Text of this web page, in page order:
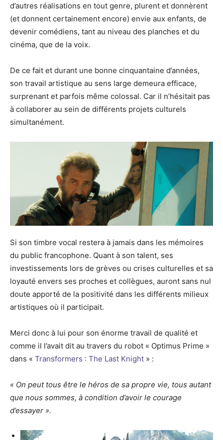
d’autres réalisations en tout genre, plurent et donnèrent
(et donnent certainement encore) envie aux enfants, de
devenir comédiens, tant au niveau des planches et du
cinéma, que de la voix.
De ce fait et durant une bonne cinquantaine d’années,
son travail artistique au sens large demeura efficace,
surprenant et parfois même colossal. Car il n’hésitait pas
à collaborer au sein de différents projets culturels
simultanément.
Si son timbre vocal restera à jamais dans les mémoires
du public francophone. Quant à son talent, ses
investissements lors de grèves ou crises culturelles et sa
loyauté envers ses proches et collègues, auront sans nul
doute apporté de la positivité dans les différents milieux
artistiques où il participait.
Merci donc à lui pour son énorme travail de qualité et
comme il l’avait dit au travers du robot « Optimus Prime »
dans « Transformers : The Last Knight » :
« On peut tous être le héros de sa propre vie, tous autant
que nous sommes, à condition d’avoir le courage
d’essayer ».